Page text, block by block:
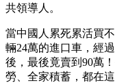
共領導人。
當中國人累死累活買
輛24萬的進口車，經
後，最後竟賣到90萬
勞、全家積蓄，都在